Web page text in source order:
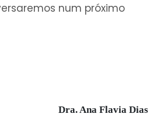
num próximo
Dra. Ana Flavia Dias